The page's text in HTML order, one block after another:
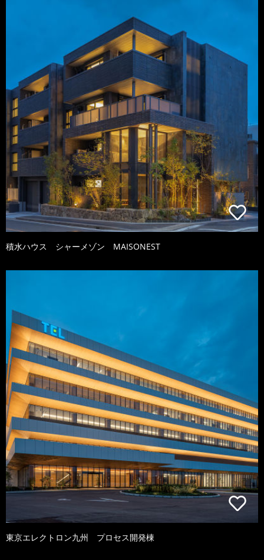
積水ハウス シャーメゾン MAISONEST
東京エレクトロン九州 プロセス開発棟